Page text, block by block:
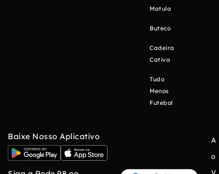
Matula
Buteco
Cadeira
Cativa
Tudo
Menos
Futebol
Baixe Nosso Aplicativo
A
o